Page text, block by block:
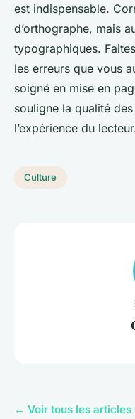
est indispensable.
d’orthographe, mais
typographiques.
les erreurs que vous
soigné en mise en
souligne la qualité
l’expérience du
Culture
← Voir tous les articles